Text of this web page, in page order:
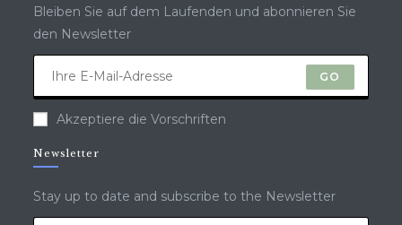
Bleiben Sie auf dem Laufenden und abonnieren Sie
den Newsletter
GO
Akzeptiere die Vorschriften
Newsletter
Stay up to date and subscribe to the Newsletter